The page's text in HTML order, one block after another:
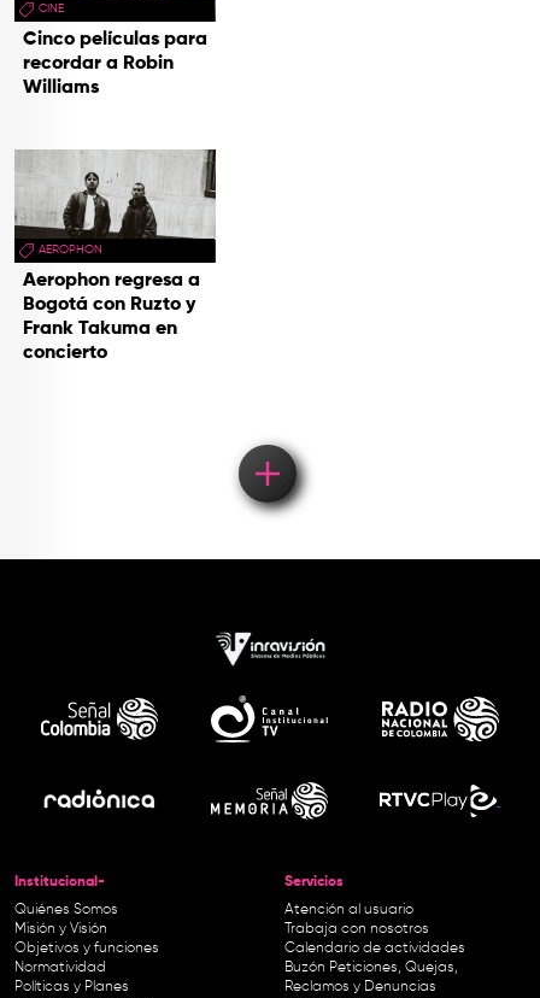
CINE
Cinco películas para
recordar a Robin
Williams
AEROPHON
Aerophon regresa a
Bogotá con Ruzto y
Frank Takuma en
concierto
Institucional-
Quiénes Somos
Misión y Visión
Objetivos y funciones
Normatividad
Políticas y Planes
Servicios
Atención al usuario
Trabaja con nosotros
Calendario de actividades
Buzón Peticiones, Quejas,
Reclamos y Denuncias